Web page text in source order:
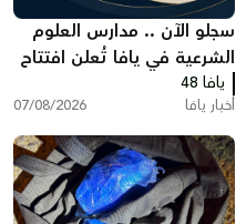
سجلو الآن .. مدارس العلوم
الشرعية في يافا تُعلن افتتاح
دورة "السيرة النبوية"
يافا 48
أخبار يافا 07/08/2026